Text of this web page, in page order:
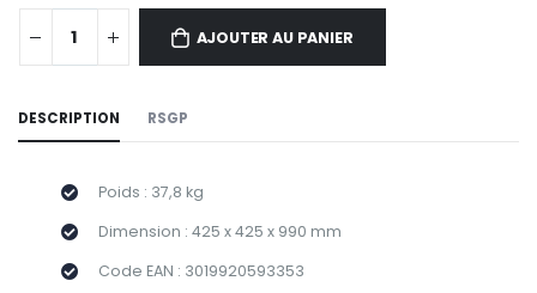
AJOUTER AU PANIER
DESCRIPTION RSGP
Poids : 37,8 kg
Dimension : 425 x 425 x 990 mm
Code EAN : 3019920593353